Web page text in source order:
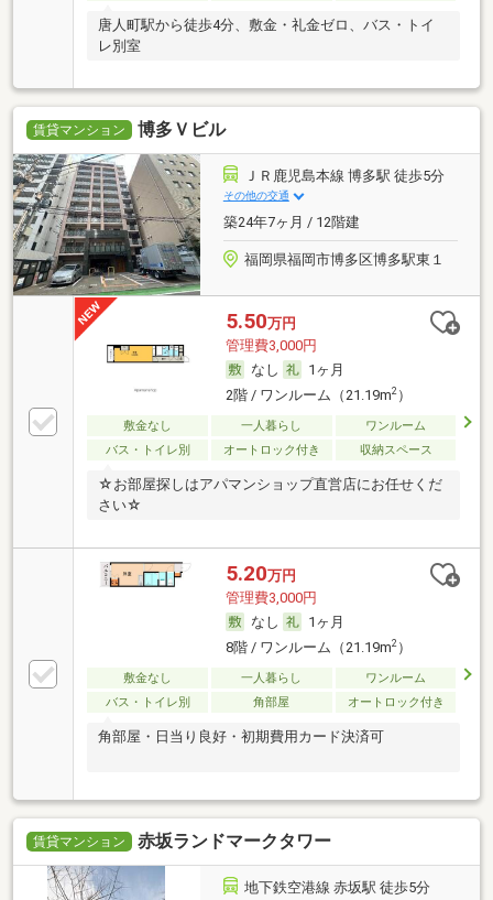
唐人町駅から徒歩4分、敷金・礼金ゼロ、バス・トイ
レ別室
賃貸マンション 博多Ｖビル
ＪＲ鹿児島本線 博多駅 徒歩5分
その他の交通
築24年7ヶ月 / 12階建
福岡県福岡市博多区博多駅東１
5.50万円
管理費3,000円
なし
1ヶ月
2階 / ワンルーム（21.19m2）
敷金なし 一人暮らし
ワンルーム
バス・トイレ別
オートロック付き 収納スペース
☆お部屋探しはアパマンショップ直営店にお任せくだ
さい☆
5.20万円
管理費3,000円
なし
1ヶ月
8階 / ワンルーム（21.19m2）
敷金なし 一人暮らし
ワンルーム
バス・トイレ別
角部屋 オートロック付き
角部屋・日当り良好・初期費用カード決済可
賃貸マンション 赤坂ランドマークタワー
地下鉄空港線 赤坂駅 徒歩5分